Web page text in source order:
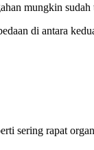
mungkin sudah
di antara
sering rapat